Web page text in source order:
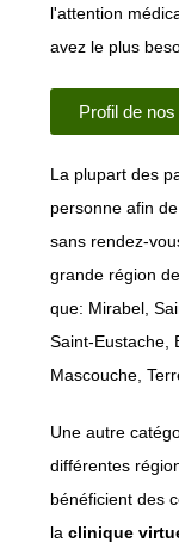
l'attention
avez le plus
Profil de
La plupart des
personne afin
sans rendez-
grande région
que: Mirabel,
Saint-Eustache,
Mascouche,
Une autre
différentes
bénéficient des
laclinique